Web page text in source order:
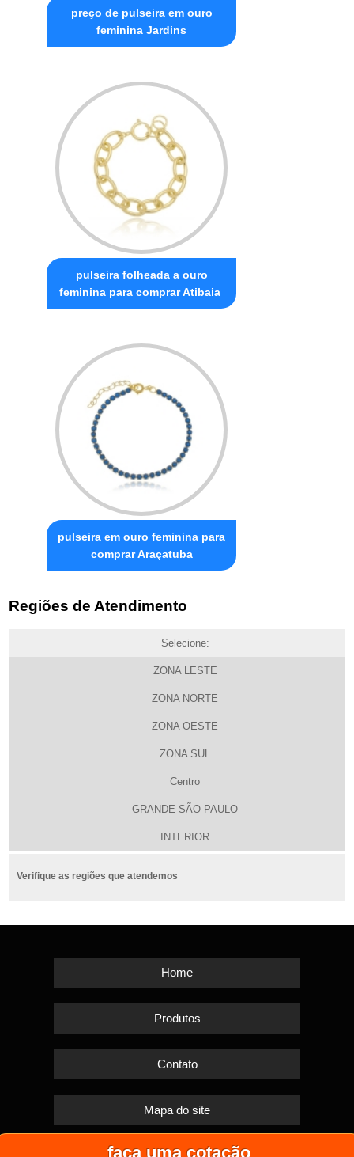
faça uma cotação
preço de pulseira em ouro
feminina Jardins
pulseira folheada a ouro
feminina para comprar Atibaia
pulseira em ouro feminina para
comprar Araçatuba
Regiões de Atendimento
Selecione:
ZONA LESTE
ZONA NORTE
ZONA OESTE
ZONA SUL
Centro
GRANDE SÃO PAULO
INTERIOR
Verifique as regiões que atendemos
Home
Produtos
Contato
Mapa do site